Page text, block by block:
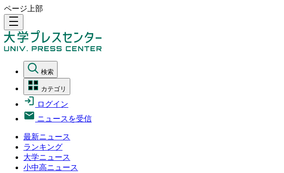
ページ上部
density_medium
検索
カテゴリ
ログイン
ニュースを受信
最新ニュース
ランキング
大学ニュース
小中高ニュース